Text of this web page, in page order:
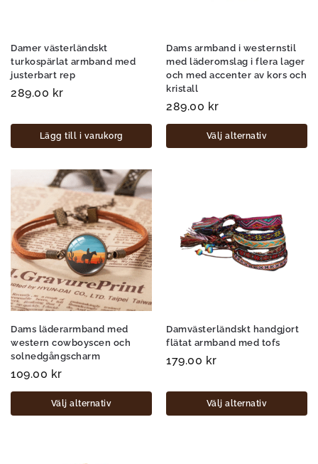
Damer västerländskt
turkospärlat armband med
justerbart rep
289.00 kr
Lägg till i varukorg
Dams armband i westernstil
med läderomslag i flera lager
och med accenter av kors och
kristall
289.00 kr
Välj alternativ
Dams läderarmband med
western cowboyscen och
solnedgångscharm
109.00 kr
Välj alternativ
Damvästerländskt handgjort
flätat armband med tofs
179.00 kr
Välj alternativ